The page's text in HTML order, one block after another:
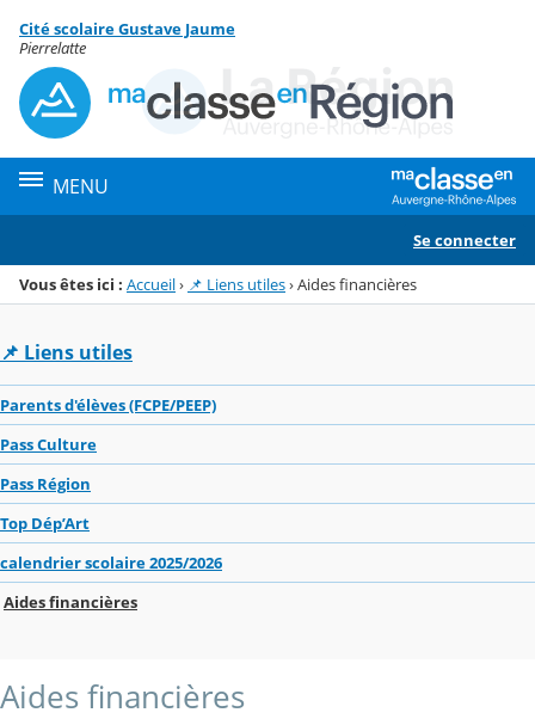
Menu de la rubrique
Contenu
Cité scolaire Gustave Jaume
Pierrelatte
MENU
Se connecter
Vous êtes ici : Accueil› 📌 Liens utiles›Aides financières
📌 Liens utiles
Parents d'élèves (FCPE/PEEP)
Pass Culture
Pass Région
Top Dép’Art
calendrier scolaire 2025/2026
Aides financières
Aides financières